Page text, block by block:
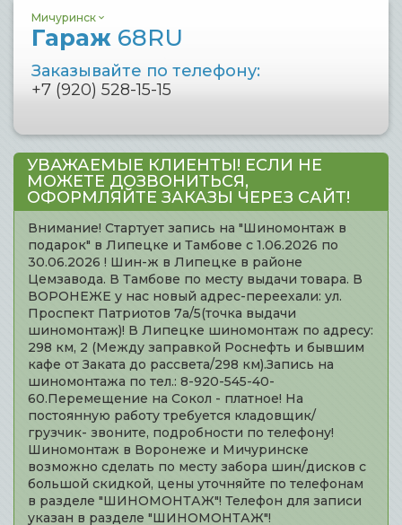
Мичуринск
Гараж 68RU
Заказывайте по телефону:
+7 (920) 528-15-15
УВАЖАЕМЫЕ КЛИЕНТЫ! ЕСЛИ НЕ
МОЖЕТЕ ДОЗВОНИТЬСЯ,
ОФОРМЛЯЙТЕ ЗАКАЗЫ ЧЕРЕЗ САЙТ!
Внимание! Стартует запись на "Шиномонтаж в
подарок" в Липецке и Тамбове с 1.06.2026 по
30.06.2026 ! Шин-ж в Липецке в районе
Цемзавода. В Тамбове по месту выдачи товара. В
ВОРОНЕЖЕ у нас новый адрес-переехали: ул.
Проспект Патриотов 7а/5(точка выдачи
шиномонтаж)! В Липецке шиномонтаж по адресу:
298 км, 2 (Между заправкой Роснефть и бывшим
кафе от Заката до рассвета/298 км).Запись на
шиномонтажа по тел.: 8-920-545-40-
60.Перемещение на Сокол - платное! На
постоянную работу требуется кладовщик/
грузчик- звоните, подробности по телефону!
Шиномонтаж в Воронеже и Мичуринске
возможно сделать по месту забора шин/дисков с
большой скидкой, цены уточняйте по телефонам
в разделе "ШИНОМОНТАЖ"! Телефон для записи
указан в разделе "ШИНОМОНТАЖ"!